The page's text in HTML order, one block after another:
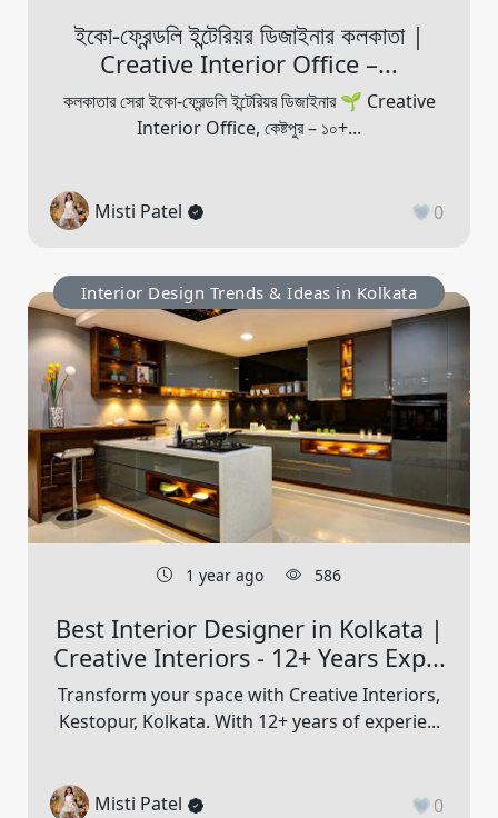
ইকো-ফ্রেন্ডলি ইন্টেরিয়র ডিজাইনার কলকাতা |
Creative Interior Office –...
কলকাতার সেরা ইকো-ফ্রেন্ডলি ইন্টেরিয়র ডিজাইনার 🌱 Creative
Interior Office, কেষ্টপুর – ১০+...
Misti Patel 0
Interior Design Trends & Ideas in Kolkata
1 year ago 586
Best Interior Designer in Kolkata |
Creative Interiors - 12+ Years Exp...
Transform your space with Creative Interiors,
Kestopur, Kolkata. With 12+ years of experie...
Misti Patel 0